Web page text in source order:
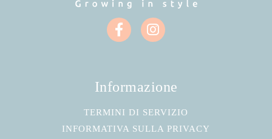
Informazione
TERMINI DI SERVIZIO
INFORMATIVA SULLA PRIVACY